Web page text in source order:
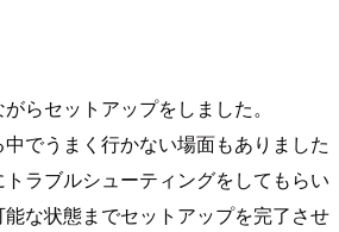
らセットアップをしました。
でうまく行かない場面もありました
ラブルシューティングをしてもらい
な状態までセットアップを完了させ